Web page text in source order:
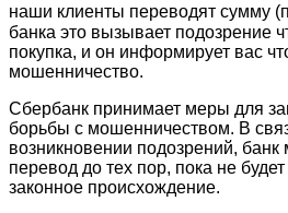
наши клиенты переводят сумму
банка это вызывает подозрение
покупка, и он информирует вас
мошенничество.
Сбербанк принимает меры для
борьбы с мошенничеством. В
возникновении подозрений, банк
перевод до тех пор, пока не
законное происхождение.